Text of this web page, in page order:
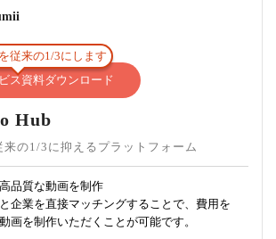
従来の1/3にします
ス資料ダウンロード
Hub
来の1/3に抑えるプラットフォーム
品質な動画を制作
企業を直接マッチングすることで、費用を
画を制作いただくことが可能です。